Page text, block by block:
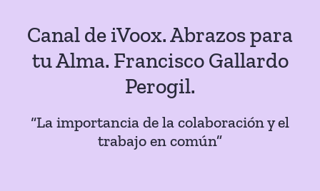
Canal de iVoox. Abrazos para
tu Alma. Francisco Gallardo
Perogil.
“La importancia de la colaboración y el
trabajo en común”